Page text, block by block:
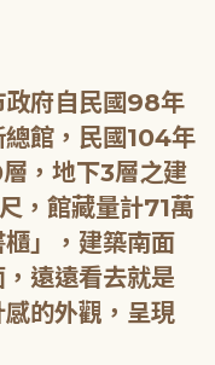
政府自民國98年
館，民國104年
，地下3層之建
，館藏量計71萬
」，建築南面
遠遠看去就是
感的外觀，呈現